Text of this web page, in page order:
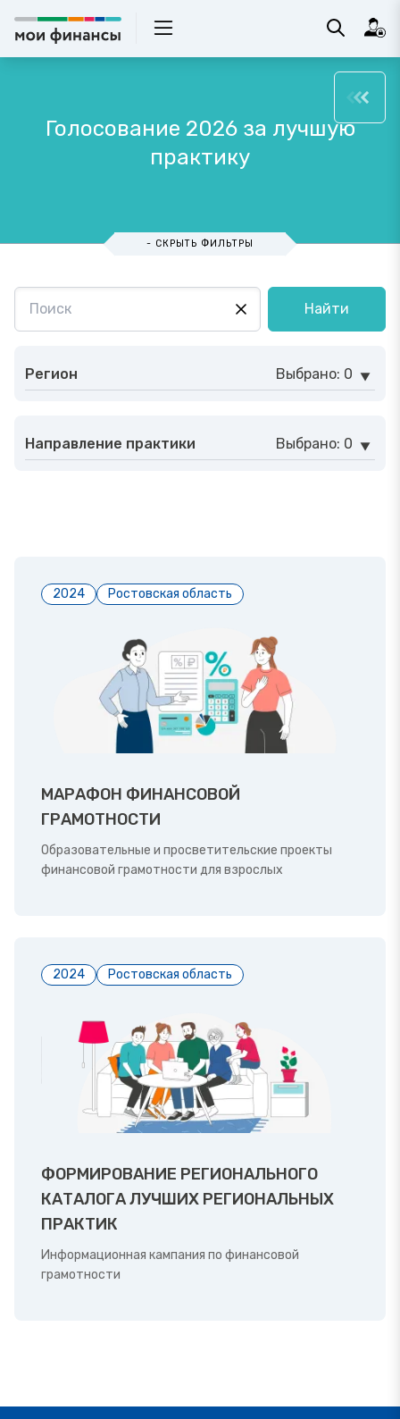
Голосование 2026 за лучшую
практику
- СКРЫТЬ ФИЛЬТРЫ
Найти
Регион Выбрано: 0
Направление практики Выбрано: 0
2024 Ростовская область
МАРАФОН ФИНАНСОВОЙ
ГРАМОТНОСТИ
Образовательные и просветительские проекты
финансовой грамотности для взрослых
2024 Ростовская область
ФОРМИРОВАНИЕ РЕГИОНАЛЬНОГО
КАТАЛОГА ЛУЧШИХ РЕГИОНАЛЬНЫХ
ПРАКТИК
Информационная кампания по финансовой
грамотности